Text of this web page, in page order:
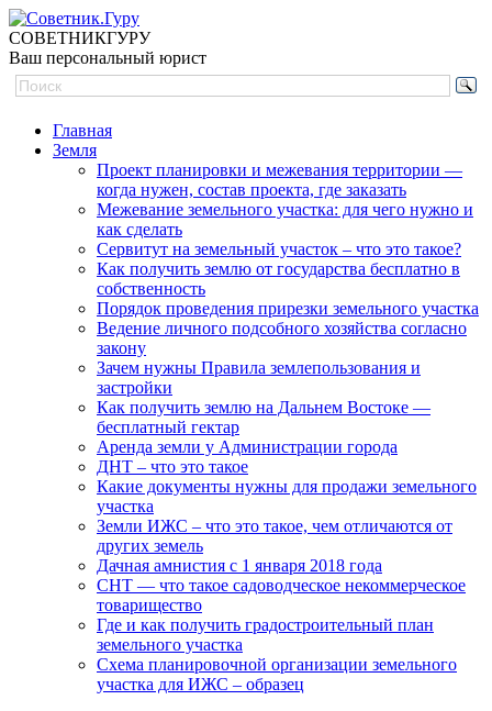
СОВЕТНИКГУРУ
Ваш персональный юрист
Главная
Земля
Проект планировки и межевания территории —
когда нужен, состав проекта, где заказать
Межевание земельного участка: для чего нужно и
как сделать
Сервитут на земельный участок – что это такое?
Как получить землю от государства бесплатно в
собственность
Порядок проведения прирезки земельного участка
Ведение личного подсобного хозяйства согласно
закону
Зачем нужны Правила землепользования и
застройки
Как получить землю на Дальнем Востоке —
бесплатный гектар
Аренда земли у Администрации города
ДНТ – что это такое
Какие документы нужны для продажи земельного
участка
Земли ИЖС – что это такое, чем отличаются от
других земель
Дачная амнистия с 1 января 2018 года
СНТ — что такое садоводческое некоммерческое
товарищество
Где и как получить градостроительный план
земельного участка
Схема планировочной организации земельного
участка для ИЖС – образец